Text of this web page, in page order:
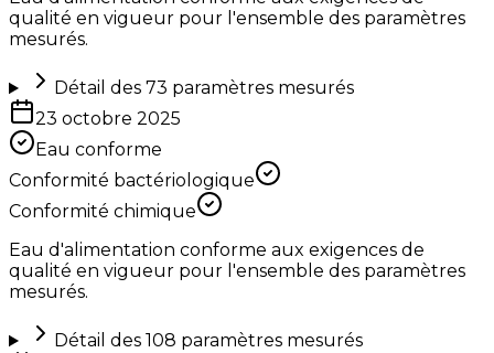
qualité en vigueur pour l'ensemble des paramètres
mesurés.
Détail des 73 paramètres mesurés
23 octobre 2025
Eau conforme
Conformité bactériologique
Conformité chimique
Eau d'alimentation conforme aux exigences de
qualité en vigueur pour l'ensemble des paramètres
mesurés.
Détail des 108 paramètres mesurés